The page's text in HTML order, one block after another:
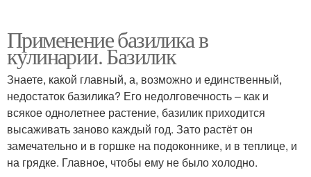
Применение базилика в
кулинарии. Базилик
Знаете, какой главный, а, возможно и единственный,
недостаток базилика? Его недолговечность – как и
всякое однолетнее растение, базилик приходится
высаживать заново каждый год. Зато растёт он
замечательно и в горшке на подоконнике, и в теплице, и
на грядке. Главное, чтобы ему не было холодно.